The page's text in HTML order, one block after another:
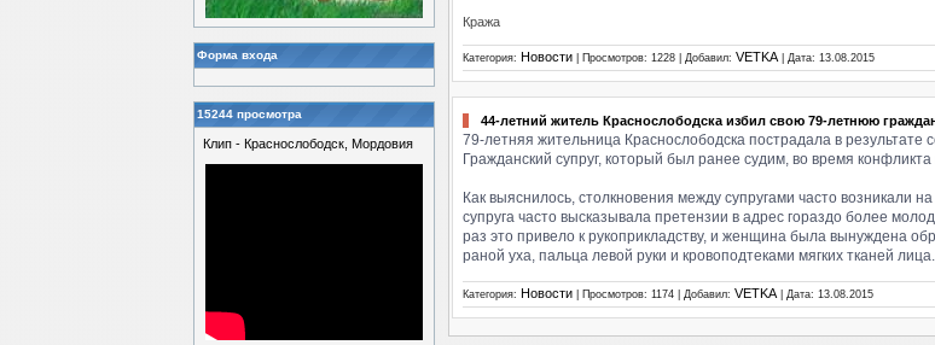
Форма входа
15244 просмотра
Клип - Краснослободск, Мордовия
Кража
Категория: Новости | Просмотров: 1228 | Добавил: VETKA| Дата: 13.08.2015
44-летний житель Краснослободска избил свою 79-летнюю
79-летняя жительница Краснослободска пострадала в результате
Гражданский супруг, который был ранее судим, во время
Как выяснилось, столкновения между супругами часто возникали
супруга часто высказывала претензии в адрес гораздо более
раз это привело к рукоприкладству, и женщина была вынуждена
раной уха, пальца левой руки и кровоподтеками мягких тканей лица.
Категория: Новости | Просмотров: 1174 | Добавил: VETKA| Дата: 13.08.2015